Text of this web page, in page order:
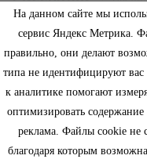
На данном сайте мы
сервис Яндекс Метрика.
правильно, они делают
типа не идентифицируют
к аналитике помогают
оптимизировать содержание
реклама. Файлы cookie не
благодаря которым
Информация
Моя учетная